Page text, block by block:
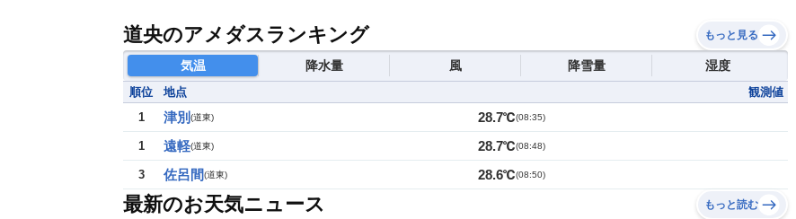
道央のアメダスランキング もっと見る
気温 降水量 風 降雪量 湿度
順位 地点
観測値
1
津別 (道東) 28.7℃(08:35)
1 遠軽(道東) 28.7℃(08:48)
3 佐呂間(道東) 28.6℃(08:50)
最新のお天気ニュース もっと読む